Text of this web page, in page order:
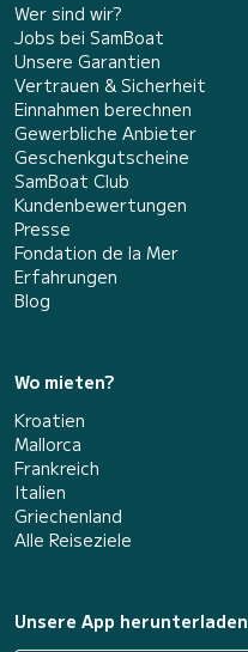
Wer sind wir?
Jobs bei SamBoat
Unsere Garantien
Vertrauen & Sicherheit
Einnahmen berechnen
Gewerbliche Anbieter
Geschenkgutscheine
SamBoat Club
Kundenbewertungen
Presse
Fondation de la Mer
Erfahrungen
Blog
Wo mieten?
Kroatien
Mallorca
Frankreich
Italien
Griechenland
Alle Reiseziele
Unsere App herunterladen